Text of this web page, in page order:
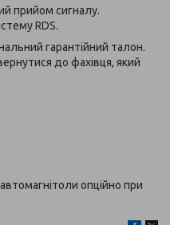
прийом сигналу.
RDS.
гарантійний талон.
до фахівця, який
опційно при